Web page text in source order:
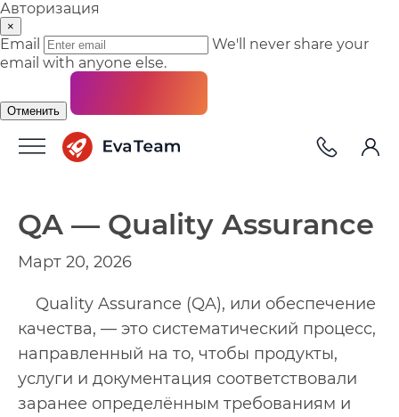
Авторизация
×
Email
We'll never share your
email with anyone else.
Отменить
QA — Quality Assurance
Март 20, 2026
Quality Assurance (QA), или обеспечение
качества, — это систематический процесс,
направленный на то, чтобы продукты,
услуги и документация соответствовали
заранее определённым требованиям и